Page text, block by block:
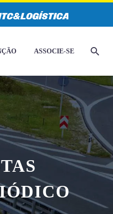
ASSOCIE-SE